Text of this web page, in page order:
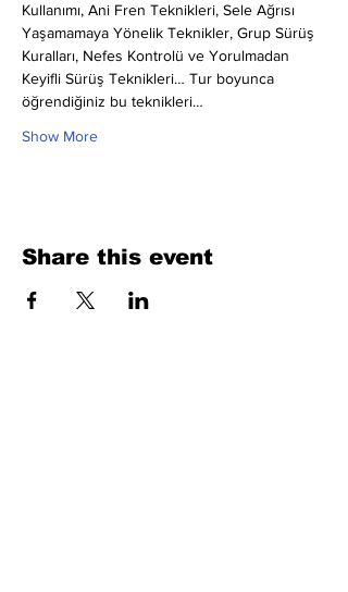
Kullanımı, Ani Fren Teknikleri, Sele Ağrısı
Yaşamamaya Yönelik Teknikler, Grup Sürüş
Kuralları, Nefes Kontrolü ve Yorulmadan
Keyifli Sürüş Teknikleri… Tur boyunca
öğrendiğiniz bu teknikleri…
Show More
Share this event